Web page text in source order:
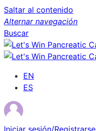
Saltar al contenido
Alternar navegación
Buscar
EN
ES
Iniciar sesión/Registrarse